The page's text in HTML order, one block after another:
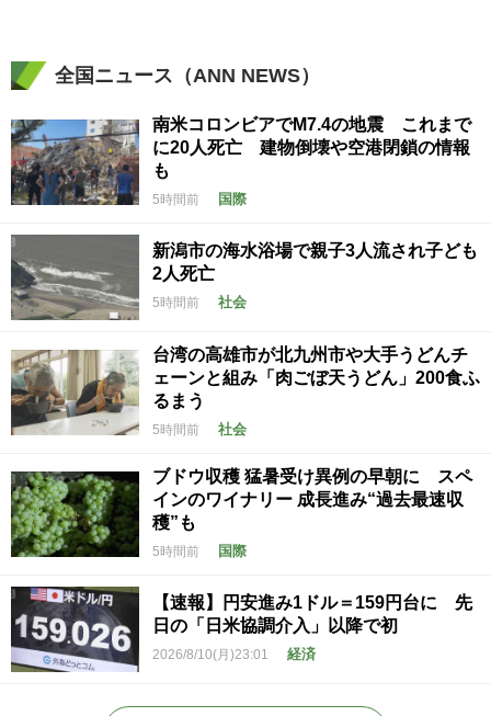
全国ニュース（ANN NEWS）
南米コロンビアでM7.4の地震 これまで
に20人死亡 建物倒壊や空港閉鎖の情報
も
5時間前 国際
新潟市の海水浴場で親子3人流され子ども
2人死亡
5時間前 社会
台湾の高雄市が北九州市や大手うどんチ
ェーンと組み「肉ごぼ天うどん」200食ふ
るまう
5時間前 社会
ブドウ収穫 猛暑受け異例の早朝に スペ
インのワイナリー 成長進み“過去最速収
穫”も
5時間前 国際
【速報】円安進み1ドル＝159円台に 先
日の「日米協調介入」以降で初
2026/8/10(月)23:01 経済